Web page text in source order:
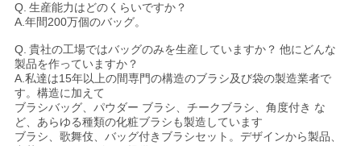
Q. 生産能力はどのくらいですか？
A.年間200万個のバッグ。
Q. 貴社の工場ではバッグのみを生産していますか？ 他にどんな
製品を作っていますか？
A.私達は15年以上の間専門の構造のブラシ及び袋の製造業者で
す。構造に加えて
ブラシバッグ、パウダー ブラシ、チークブラシ、角度付き な
ど、あらゆる種類の化粧ブラシも製造しています
ブラシ、歌舞伎、バッグ付きブラシセット。デザインから製品、